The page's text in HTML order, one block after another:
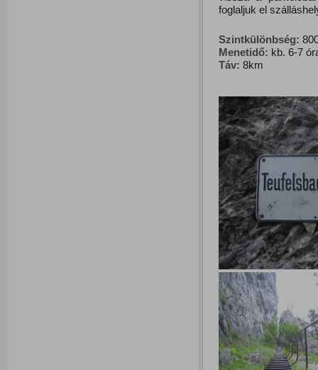
foglaljuk el
Szintkülönbség:
Menetidő: kb. 6-7
Táv: 8km